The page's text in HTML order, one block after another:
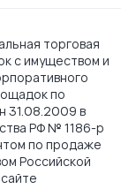
торговая
с имуществом и
по
31.08.2009 в
РФ № 1186-р
по продаже
Российской